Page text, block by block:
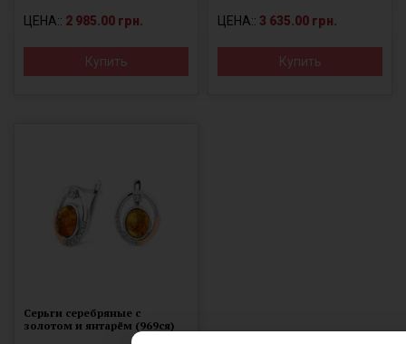
ЦЕНА:: 2 985.00 грн.
Купить
ЦЕНА:: 3 635.00 грн.
Купить
Серьги серебряные с
золотом и янтарём (969ся)